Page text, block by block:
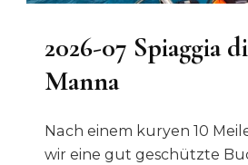
2026-07 Spiaggia
Manna
Nach einem kuryen 10
wir eine gut geschützte